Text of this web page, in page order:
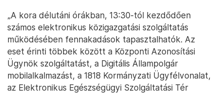
„A kora délutáni órákban, 13:30-tól kezdődően
számos elektronikus közigazgatási szolgáltatás
működésében fennakadások tapasztalhatók. Az
eset érinti többek között a Központi Azonosítási
Ügynök szolgáltatást, a Digitális Állampolgár
mobilalkalmazást, a 1818 Kormányzati Ügyfélvonalat,
az Elektronikus Egészségügyi Szolgáltatási Tér